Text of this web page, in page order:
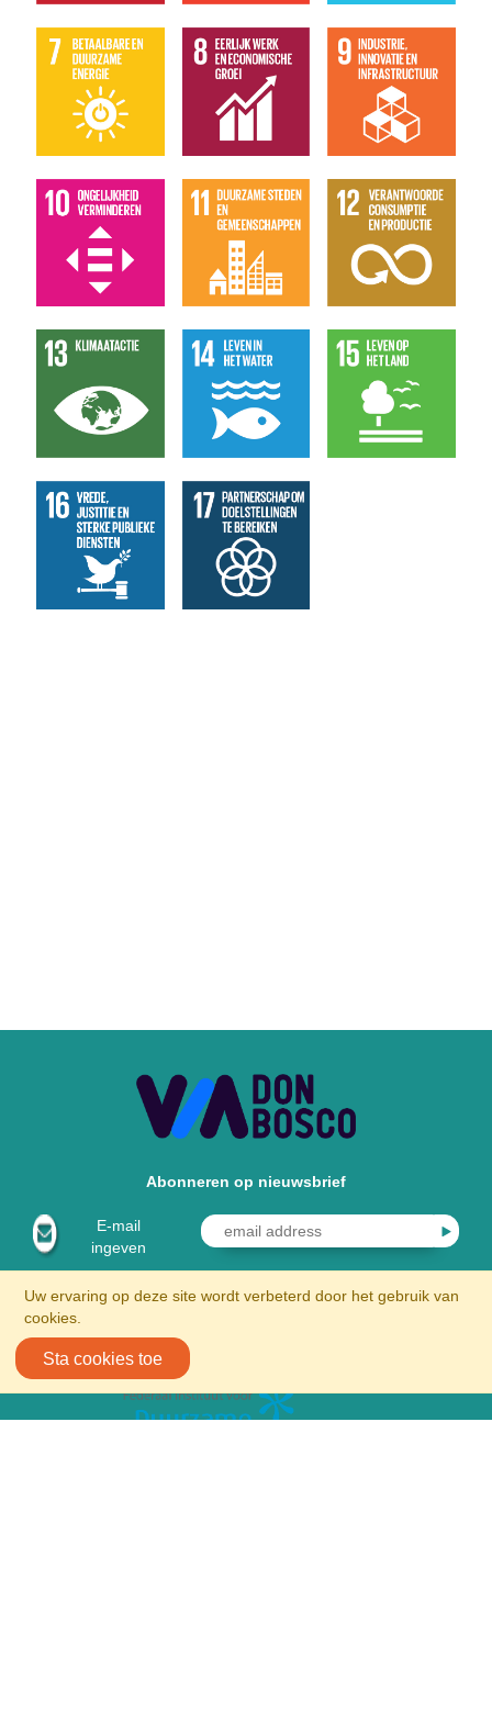
Uw ervaring op deze site wordt verbeterd door het gebruik van
cookies.
Sta cookies toe
Abonneren op nieuwsbrief
E-mail
ingeven